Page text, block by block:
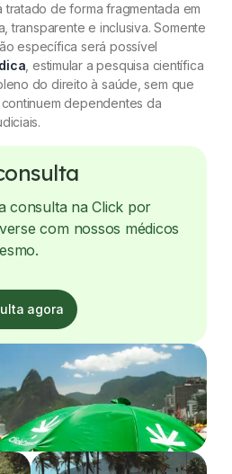
tratado de forma fragmentada em
transparente e inclusiva. Somente
específica será possível
, estimular a pesquisa científica
do direito à saúde, sem que
dependentes da
consulta na Click por
com nossos médicos
agora